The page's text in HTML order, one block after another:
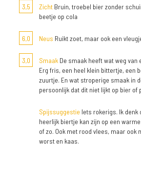
3,5
Zicht Bruin, troebel bier zonder
beetje op cola
6,0 Neus Ruikt zoet, maar ook een
3,0 Smaak De smaak heeft wat weg
Erg fris, een heel klein bittertje, een
zuurtje. En wat stroperige smaak in
persoonlijk dat dit niet lijkt op bier of
Spijssuggestie Iets rokerigs. Ik
heerlijk biertje kan zijn op een
of zo. Ook met rood vlees, maar ook
worst en kaas.